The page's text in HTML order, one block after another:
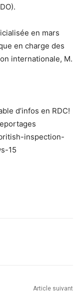
en mars
en charge des
internationale, M.
d’infos en RDC!
inspection-
15
Article suivant